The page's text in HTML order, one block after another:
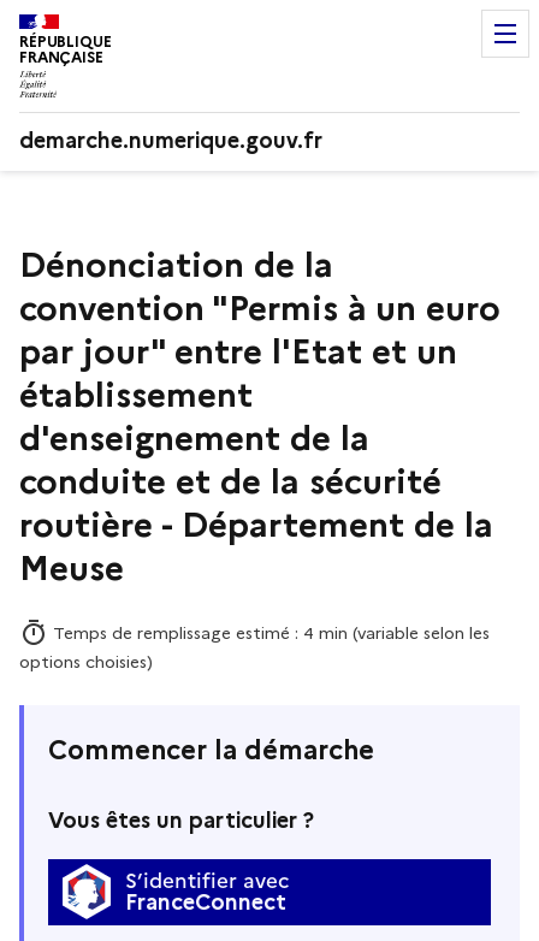
RÉPUBLIQUE
FRANÇAISE
demarche.numerique.gouv.fr
Dénonciation de la
convention "Permis à un euro
par jour" entre l'Etat et un
établissement
d'enseignement de la
conduite et de la sécurité
routière - Département de la
Meuse
Temps de remplissage estimé : 4 min (variable selon les
options choisies)
Commencer la démarche
Vous êtes un particulier ?
S’identifier avec
FranceConnect